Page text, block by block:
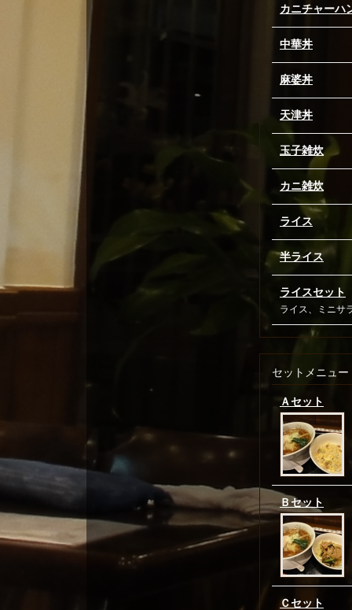
カニチャーハ
中華丼
麻婆丼
天津丼
玉子雑炊
カニ雑炊
ライス
半ライス
ライスセット
ライス、ミニサ
セットメニュー
Ａセット
Ｂセット
Ｃセット